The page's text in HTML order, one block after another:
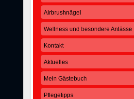
Airbrushnägel
Wellness und besondere Anlässe
Kontakt
Aktuelles
Mein Gästebuch
Pflegetipps